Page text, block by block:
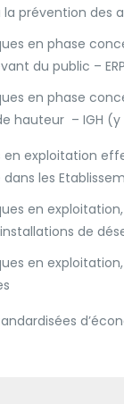
la prévention
en phase
du public –
en phase
hauteur – IGH (y
exploitation
les
en
de
en